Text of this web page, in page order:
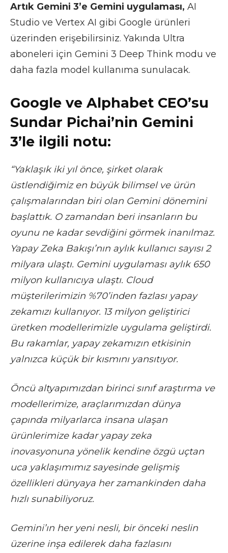
Artık Gemini 3’e Gemini uygulaması, AI
Studio ve Vertex AI gibi Google ürünleri
üzerinden erişebilirsiniz. Yakında Ultra
aboneleri için Gemini 3 Deep Think modu ve
daha fazla model kullanıma sunulacak.
Google ve Alphabet CEO’su
Sundar Pichai’nin Gemini
3’le ilgili notu:
“Yaklaşık iki yıl önce, şirket olarak
üstlendiğimiz en büyük bilimsel ve ürün
çalışmalarından biri olan Gemini dönemini
başlattık. O zamandan beri insanların bu
oyunu ne kadar sevdiğini görmek inanılmaz.
Yapay Zeka Bakışı’nın aylık kullanıcı sayısı 2
milyara ulaştı. Gemini uygulaması aylık 650
milyon kullanıcıya ulaştı. Cloud
müşterilerimizin %70’inden fazlası yapay
zekamızı kullanıyor. 13 milyon geliştirici
üretken modellerimizle uygulama geliştirdi.
Bu rakamlar, yapay zekamızın etkisinin
yalnızca küçük bir kısmını yansıtıyor.
Öncü altyapımızdan birinci sınıf araştırma ve
modellerimize, araçlarımızdan dünya
çapında milyarlarca insana ulaşan
ürünlerimize kadar yapay zeka
inovasyonuna yönelik kendine özgü uçtan
uca yaklaşımımız sayesinde gelişmiş
özellikleri dünyaya her zamankinden daha
hızlı sunabiliyoruz.
Gemini’ın her yeni nesli, bir önceki neslin
üzerine inşa edilerek daha fazlasını